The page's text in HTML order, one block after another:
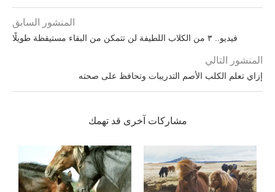
المنشور السابق
فيديو.. ٣ من الكلاب اللطيفة لن تتمكن من البقاء مستيقظة طويلًا
المنشور التالي
إزاي تعلم الكلب الأصم التدريبات وتحافظ على صحته
مشاركات آخرى قد تهمك